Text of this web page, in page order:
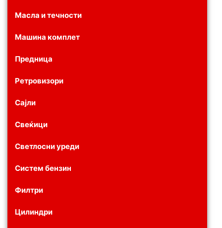
Масла и течности
Машина комплет
Предница
Ретровизори
Сајли
Свеќици
Светлосни уреди
Систем бензин
Филтри
Цилиндри